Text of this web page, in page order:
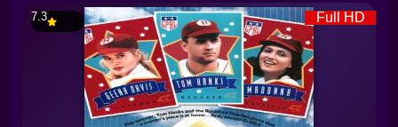
Full HD
7.3